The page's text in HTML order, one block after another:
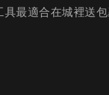
最適合在城裡送